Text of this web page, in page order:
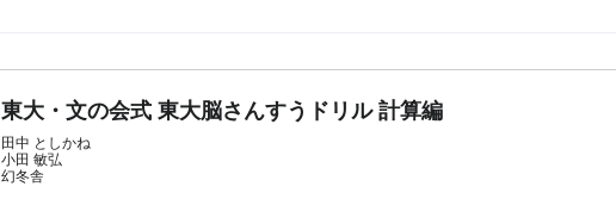
東大・文の会式 東大脳さんすうドリル 計算編
田中 としかね
小田 敏弘
幻冬舎